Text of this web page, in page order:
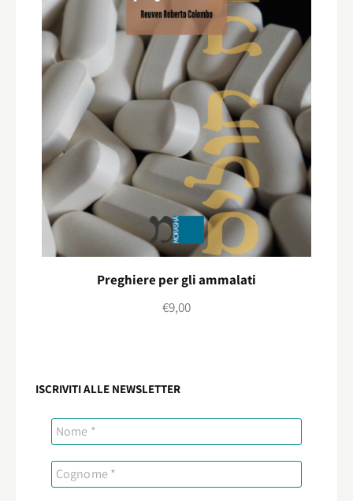
Preghiere per gli ammalati
€9,00
ISCRIVITI ALLE NEWSLETTER